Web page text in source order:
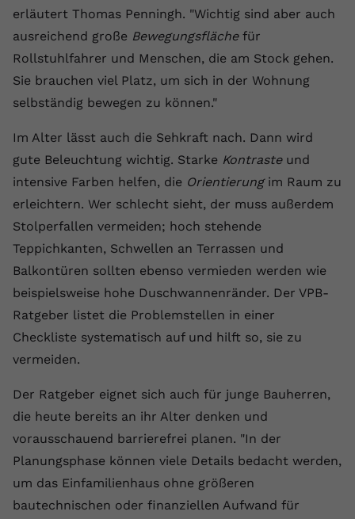
erläutert Thomas Penningh. "Wichtig sind aber auch
ausreichend große Bewegungsflächefür
Rollstuhlfahrer und Menschen, die am Stock gehen.
Sie brauchen viel Platz, um sich in der Wohnung
selbständig bewegen zu können."
Im Alter lässt auch die Sehkraft nach. Dann wird
gute Beleuchtung wichtig. Starke Kontrasteund
intensive Farben helfen, die Orientierungim Raum zu
erleichtern. Wer schlecht sieht, der muss außerdem
Stolperfallen vermeiden; hoch stehende
Teppichkanten, Schwellen an Terrassen und
Balkontüren sollten ebenso vermieden werden wie
beispielsweise hohe Duschwannenränder. Der VPB-
Ratgeber listet die Problemstellen in einer
Checkliste systematisch auf und hilft so, sie zu
vermeiden.
Der Ratgeber eignet sich auch für junge Bauherren,
die heute bereits an ihr Alter denken und
vorausschauend barrierefrei planen. "In der
Planungsphase können viele Details bedacht werden,
um das Einfamilienhaus ohne größeren
bautechnischen oder finanziellen Aufwand für
Name CONSENT
Laufzeit 2 Jahre
Zweck
eingebettete YouTube-Videos und
registriert anonyme statistische Daten.
Name yt-remote-device-id
Anbieter
Laufzeit Session
Zweck
Videopräferenzen des Benutzers zu
speichern, der eingebettete YouTube-
Name yt.innertube::requests
Anbieter youtube.com
Laufzeit Session
Dieser von YouTube gesetzte Cookie